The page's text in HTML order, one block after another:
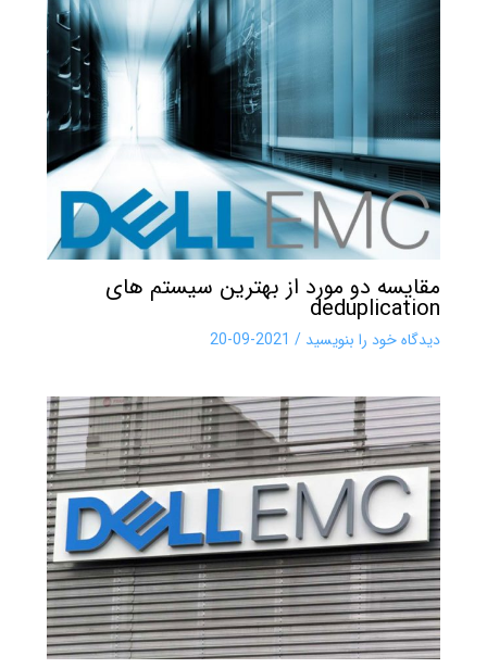
مقایسه دو مورد از بهترین سیستم های
deduplication
دیدگاه‌ خود را بنویسید /
2021-09-20